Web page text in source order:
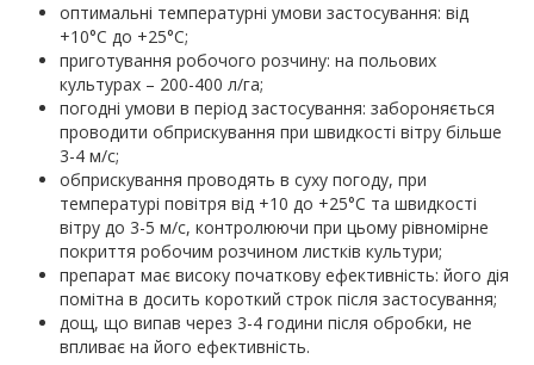
оптимальні температурні умови застосування: від
+10°С до +25°С;
приготування робочого розчину: на польових
культурах – 200-400 л/га;
погодні умови в період застосування: забороняється
проводити обприскування при швидкості вітру більше
3-4 м/с;
обприскування проводять в суху погоду, при
температурі повітря від +10 до +25°C та швидкості
вітру до 3-5 м/с, контролюючи при цьому рівномірне
покриття робочим розчином листків культури;
препарат має високу початкову ефективність: його дія
помітна в досить короткий строк після застосування;
дощ, що випав через 3-4 години після обробки, не
впливає на його ефективність.